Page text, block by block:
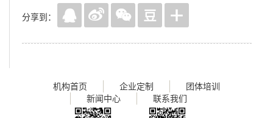
分享到：
机构首页 企业定制
团体培训
新闻中心
联系我们